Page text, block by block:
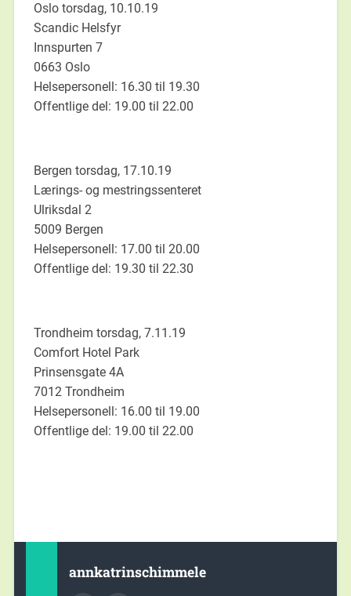
Oslo torsdag, 10.10.19
Scandic Helsfyr
Innspurten 7
0663 Oslo
Helsepersonell: 16.30 til 19.30
Offentlige del: 19.00 til 22.00
Bergen torsdag, 17.10.19
Lærings- og mestringssenteret
Ulriksdal 2
5009 Bergen
Helsepersonell: 17.00 til 20.00
Offentlige del: 19.30 til 22.30
Trondheim torsdag, 7.11.19
Comfort Hotel Park
Prinsensgate 4A
7012 Trondheim
Helsepersonell: 16.00 til 19.00
Offentlige del: 19.00 til 22.00
annkatrinschimmele